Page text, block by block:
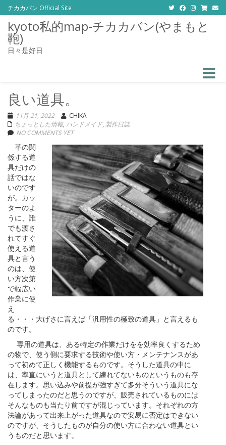
チカカバン Official Site
kyoto私的map-チカカバン(やまもと
鞄)
日々是好日
良い道具。
11月 21, 2022
CHIKA
ちょっとした情報, ハンドメイド, 製作日誌
NO COMMENTS YET
革の関
係する道
具だけの
話ではな
いのです
が。 カッ
ターのよ
うに、誰
でも渡さ
れてすぐ
使える道
具と言う
のは、使
い方次第
で幅広い
作業に使
え
る・・・大げさに言えば「汎用性の極致の道具」と言えるも
のです。
専用の道具は、ある特定の作業だけをを効率良くするため
の物で、使う側に要求する技術や使い方・メンテナンスがあ
って初めて正しく機能するものです。そうした道具の中に
は、率直にいうと道具として練れてないものというものも存
在します。思い込みや前提が強すぎて多分そういう道具にな
ってしまったのだと思うのですが、販売されているものには
そんなものも当たり前ですが混じっています。それぞれの方
法論があって出来上がった道具なので安易に否定はできない
のですが、そうしたものが自分の使い方に合わない道具とい
うものだと思います。